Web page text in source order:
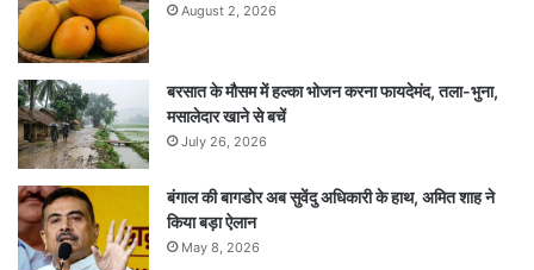
August 2, 2026
बरसात के मौसम में हल्का भोजन करना फायदेमंद, तला-भुना,
मसालेदार खाने से बचें
July 26, 2026
बंगाल की बागडोर अब सुवेंदु अधिकारी के हाथ, अमित शाह ने
किया बड़ा ऐलान
May 8, 2026